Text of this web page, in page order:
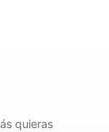
quieras